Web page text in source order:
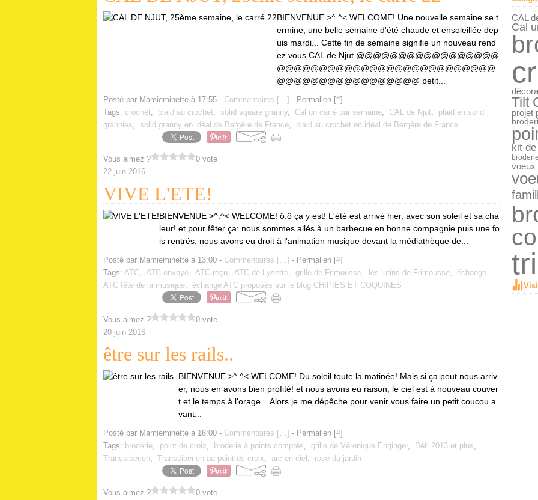
BIENVENUE >^.^< WELCOME! Une nouvelle semaine se t
ermine, une belle semaine d'été chaude et ensoleillée dep
uis mardi... Cette fin de semaine signifie un nouveau rend
ez vous CAL de Njut @@@@@@@@@@@@@@@@@
@@@@@@@@@@@@@@@@@@@@@@@@@@
@@@@@@@@@@@@@@@@@ petit...
Posté par Mamieminette à 17:55 - Commentaires [ …] - Permalien [#]
Tags: crochet, plaid au crochet, solid square granny, Cal un carré par semaine, CAL de Njut, plaid en solid
grannies, solid granny en idéal de Bergère de France, plaid au crochet en idéal de Bergère de France
Vous aimez ?
0 vote
22 juin 2016
VIVE L'ETE!
BIENVENUE >^.^< WELCOME! ô.ô ça y est! L'été est arrivé hier, avec son soleil et sa cha
leur! et pour fêter ça: nous sommes allés à un barbecue en bonne compagnie puis une fo
is rentrés, nous avons eu droit à l'animation musique devant la médiathèque de...
Posté par Mamieminette à 13:00 - Commentaires [ …] - Permalien [#]
Tags: ATC, ATC envoyé, ATC reçu, ATC de Lysette, grille de Frimousse, les lutins de Frimousse, échange
ATC fête de la musique, échange ATC proposés sur le blog CHIPIES ET COQUINES
Vous aimez ?
0 vote
20 juin 2016
être sur les rails..
BIENVENUE >^.^< WELCOME! Du soleil toute la matinée! Mais si ça peut nous arriv
er, nous en avons bien profité! et nous avons eu raison, le ciel est à nouveau couver
t et le temps à l'orage... Alors je me dépêche pour venir vous faire un petit coucou a
vant...
Posté par Mamieminette à 16:00 - Commentaires [ …] - Permalien [#]
Tags: broderie, point de croix, broderie à points comptés, grille de Véronique Enginger, Défi 2013 et plus,
Transsibérien, Transsibérien au point de croix, arc en ciel , rose du jardin
Vous aimez ?
0 vote
CAL
Cal
Tilt
projet
kit
voeux